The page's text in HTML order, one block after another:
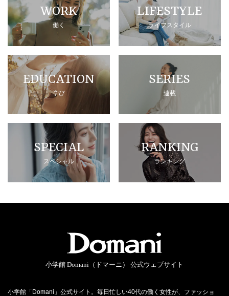
WORK
働く
LIFESTYLE
ライフスタイル
EDUCATION
学び
SERIES
連載
SPECIAL
スペシャル
RANKING
ランキング
小学館 Domani（ドマーニ） 公式ウェブサイト
小学館「Domani」公式サイト。毎日忙しい40代の働く女性が、ファッショ